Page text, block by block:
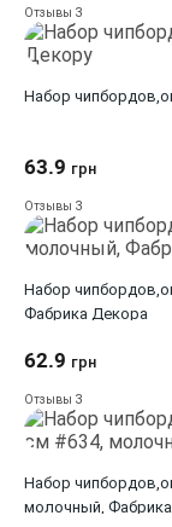
Отзывы 3
Набор
63.9 грн
Отзывы 3
Набор
Фабрика Декора
62.9 грн
Отзывы 3
Набор
молочный,